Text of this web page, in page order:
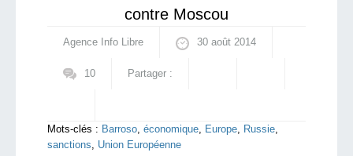
contre Moscou
Agence Info Libre 30 août 2014
10 Partager :
Mots-clés : Barroso, économique, Europe, Russie,
sanctions, Union Européenne